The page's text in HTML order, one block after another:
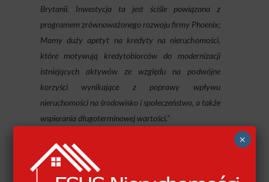
Brytanii. Inwestycja ta jest ściśle powiązana z
programem zrównoważonego rozwoju firmy Phoenix;
Mamy duży apetyt na kredyty na nieruchomości,
które motywują kredytobiorców do modernizacji
istniejących aktywów ze względu na podwójne
korzyści wynikające z poprawy wpływu
nieruchomości na środowisko i społeczeństwo, a także
wspierania długoterminowej wartości.”
×